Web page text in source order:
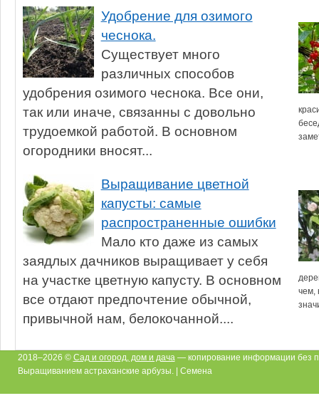
Удобрение для озимого
чеснока.
Существует много
различных способов
удобрения озимого чеснока. Все они,
так или иначе, связанны с довольно
трудоемкой работой. В основном
огородники вносят...
Выращивание цветной
капусты: самые
распространенные ошибки
Мало кто даже из самых
заядлых дачников выращивает у себя
на участке цветную капусту. В основном
все отдают предпочтение обычной,
привычной нам, белокочанной....
чем,
2018–2026 © Сад и огород, дом и дача — копирование информации без
Выращиванием астраханские арбузы. | Семена